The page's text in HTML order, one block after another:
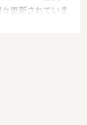
更新されていま